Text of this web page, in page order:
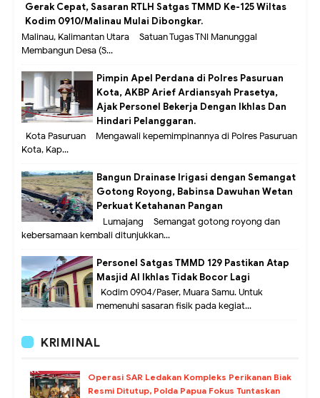
Gerak Cepat, Sasaran RTLH Satgas TMMD Ke-125 Wiltas
Kodim 0910/Malinau Mulai Dibongkar.
Malinau, Kalimantan Utara – Satuan Tugas TNI Manunggal
Membangun Desa (S...
Pimpin Apel Perdana di Polres Pasuruan
Kota, AKBP Arief Ardiansyah Prasetya,
Ajak Personel Bekerja Dengan Ikhlas Dan
Hindari Pelanggaran.
Kota Pasuruan – Mengawali kepemimpinannya di Polres Pasuruan
Kota, Kap...
Bangun Drainase Irigasi dengan Semangat
Gotong Royong, Babinsa Dawuhan Wetan
Perkuat Ketahanan Pangan
Lumajang – Semangat gotong royong dan
kebersamaan kembali ditunjukkan...
Personel Satgas TMMD 129 Pastikan Atap
Masjid Al Ikhlas Tidak Bocor Lagi
Kodim 0904/Paser, Muara Samu. Untuk
memenuhi sasaran fisik pada kegiat...
KRIMINAL
Operasi SAR Ledakan Kompleks Perikanan Biak
Resmi Ditutup, Polda Papua Fokus Tuntaskan